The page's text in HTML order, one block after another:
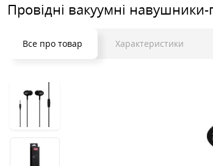
Провідні вакуумні
Все про товар Характеристики